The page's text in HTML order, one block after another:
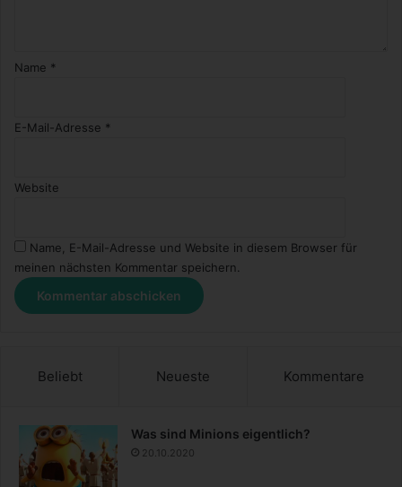
Name *
E-Mail-Adresse *
Website
Name, E-Mail-Adresse und Website in diesem Browser für
meinen nächsten Kommentar speichern.
Beliebt Neueste Kommentare
Was sind Minions eigentlich?
20.10.2020